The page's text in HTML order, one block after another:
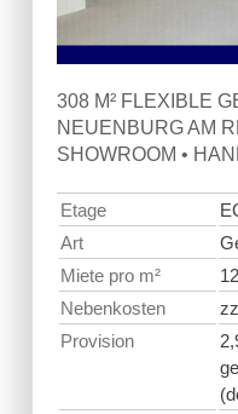
308 M² FLEXIBLE
NEUENBURG AM
SHOWROOM •
Etage
Art
Miete pro m²
Nebenkosten
Provision